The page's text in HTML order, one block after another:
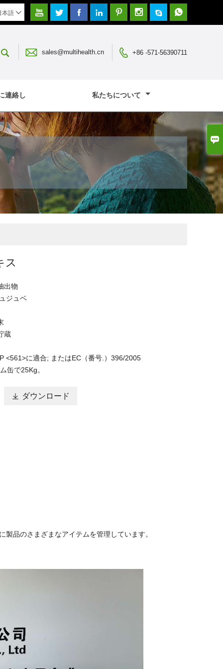

       
本語 
  sales@multihealth.cn  +86 -571-56390711
連絡し 私たちについて
ス
出物
ジュベ
蔵
<561>に適合; またはEC（番号.）396/2005
缶で25Kg。
 ダウンロード
製品のさまざまなアイテムを管理しています。